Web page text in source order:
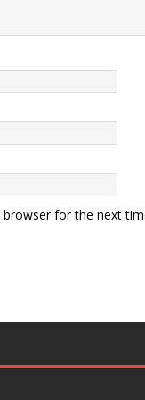
for the next